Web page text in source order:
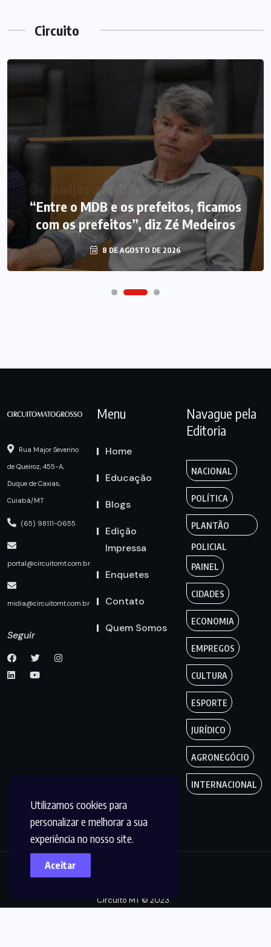
Utilizamos cookies para
personalizar e melhorar a sua
experiência no nosso site.
Aceitar
Circuito
“Entre o MDB e os prefeitos, ficamos
com os prefeitos”, diz Zé Medeiros
8 DE AGOSTO DE 2026
Rua Major Severino
de Queiroz, 455-A,
Duque de Caxias,
Cuiabá/MT
(65) 98111-0655
portal@circuitomt.com.br
midia@circuitomt.com.br
Seguir
Menu
Home
Educação
Blogs
Edição
Impressa
Enquetes
Contato
Quem Somos
Navague pela
Editoria
NACIONAL
POLÍTICA
PLANTÃO
POLICIAL
PAINEL
CIDADES
ECONOMIA
EMPREGOS
CULTURA
ESPORTE
JURÍDICO
AGRONEGÓCIO
INTERNACIONAL
Circuito MT © 2023.